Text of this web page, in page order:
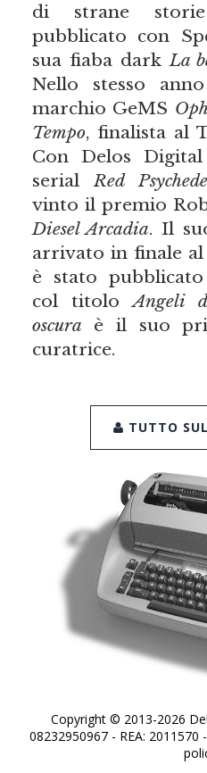
di strane
pubblicato con
sua fiaba darkLa
Nello stesso
marchio GeMS
Tempo, finalista al
Con Delos
serialRed
vinto il premio
Diesel Arcadia. Il
arrivato in finale
è stato
col titoloAngeli
oscura è il suo
curatrice.
TUTTO
Copyright © 2013-2026
08232950967 - REA: 2011570